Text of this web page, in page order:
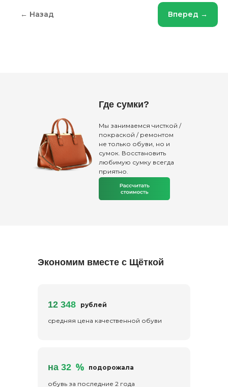
← Назад Вперед →
Где сумки?
Мы занимаемся чисткой /
покраской / ремонтом
не только обуви, но и
сумок. Восстановить
любимую сумку всегда
приятно.
Экономим вместе с Щёткой
средняя цена качественной обуви
рублей
подорожала
обувь за последние 2 года
12 348
на 32